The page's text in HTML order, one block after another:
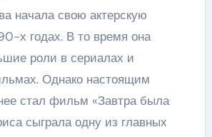
начала свою актерскую
х годах. В то время она
роли в сериалах и
Однако настоящим
стал фильм «Завтра была
сыграла одну из главных